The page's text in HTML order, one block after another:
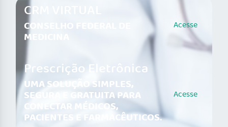
CRM VIRTUAL
CONSELHO FEDERAL DE
MEDICINA
Acesse
Prescrição Eletrônica
UMA SOLUÇÃO SIMPLES,
SEGURA E GRATUITA PARA
CONECTAR MÉDICOS,
PACIENTES E FARMACÊUTICOS.
Acesse